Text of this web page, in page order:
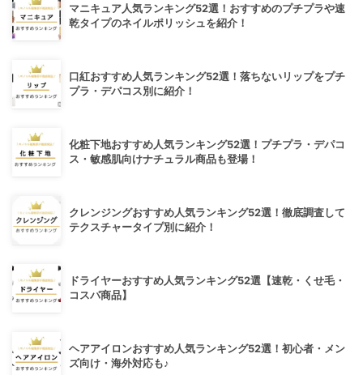
マニキュア人気ランキング52選！おすすめのプチプラや速
乾タイプのネイルポリッシュを紹介！
口紅おすすめ人気ランキング52選！落ちないリップをプチ
プラ・デパコス別に紹介！
化粧下地おすすめ人気ランキング52選！プチプラ・デパコ
ス・敏感肌向けナチュラル商品も登場！
クレンジングおすすめ人気ランキング52選！徹底調査して
テクスチャータイプ別に紹介！
ドライヤーおすすめ人気ランキング52選【速乾・くせ毛・
コスパ商品】
ヘアアイロンおすすめ人気ランキング52選！初心者・メン
ズ向け・海外対応も♪